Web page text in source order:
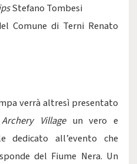
Stefano Tombesi
Comune di Terni Renato
verrà altresì presentato
Villageun vero e
dedicato all’evento che
del Fiume Nera. Un